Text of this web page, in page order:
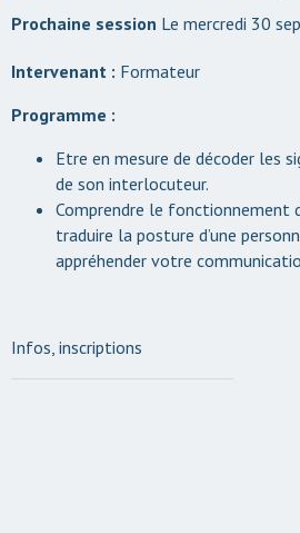
Le mercredi 30
Intervenant : Formateur
Programme :
Etre en mesure de décoder les
de son interlocuteur.
Comprendre le fonctionnement
traduire la posture d’une
appréhender votre
Infos, inscriptions